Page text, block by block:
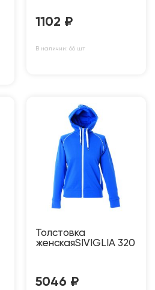
1102 ₽
В наличии: 66 шт
Толстовка
женскаяSIVIGLIA 320
5046 ₽